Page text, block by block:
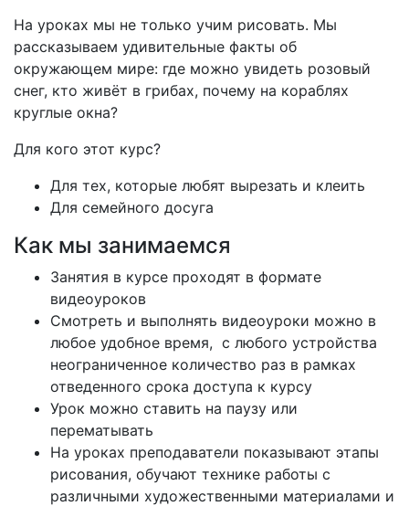
На уроках мы не только учим рисовать. Мы
рассказываем удивительные факты об
окружающем мире: где можно увидеть розовый
снег, кто живёт в грибах, почему на кораблях
круглые окна?
Для кого этот курс?
Для тех, которые любят вырезать и клеить
Для семейного досуга
Как мы занимаемся
Занятия в курсе проходят в формате
видеоуроков
Смотреть и выполнять видеоуроки можно в
любое удобное время, с любого устройства
неограниченное количество раз в рамках
отведенного срока доступа к курсу
Урок можно ставить на паузу или
перематывать
На уроках преподаватели показывают этапы
рисования, обучают технике работы с
различными художественными материалами и